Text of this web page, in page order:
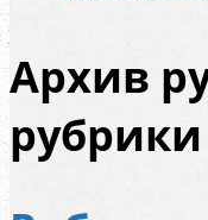
Архив
рубрики